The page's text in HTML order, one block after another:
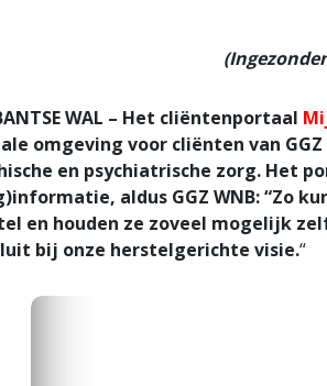
WAL – Het cliëntenportaal
omgeving voor cliënten van
en psychiatrische zorg.
aldus GGZ WNB: “Zo
en houden ze zoveel mogelijk
bij onze herstelgerichte visie.“